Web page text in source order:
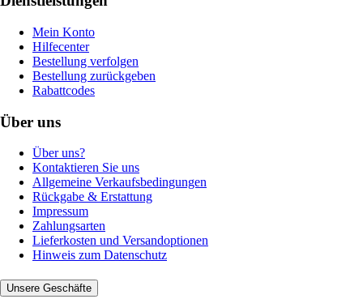
Mein Konto
Hilfecenter
Bestellung verfolgen
Bestellung zurückgeben
Rabattcodes
Über uns
Über uns?
Kontaktieren Sie uns
Allgemeine Verkaufsbedingungen
Rückgabe & Erstattung
Impressum
Zahlungsarten
Lieferkosten und Versandoptionen
Hinweis zum Datenschutz
Unsere Geschäfte